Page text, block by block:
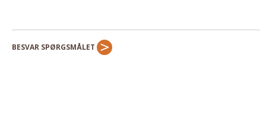
Belægning
Skadedyr
BESVAR SPØRGSMÅLET